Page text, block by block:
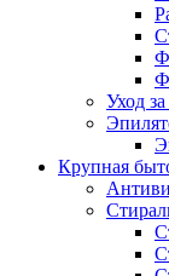
Уход
Крупная